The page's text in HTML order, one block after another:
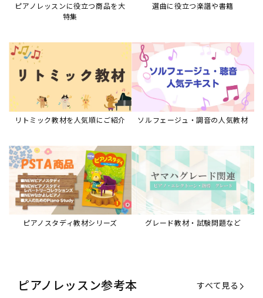
ピアノレッスンに役立つ商品を大
特集
選曲に役立つ楽譜や書籍
リトミック教材を人気順にご紹介 ソルフェージュ・調音の人気教材
ピアノスタディ教材シリーズ グレード教材・試験問題など
ピアノレッスン参考本 すべて見る